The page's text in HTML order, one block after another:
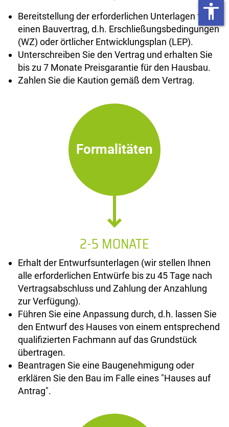
Bereitstellung der erforderlichen Unterlagen für
einen Bauvertrag, d.h. Erschließungsbedingungen
(WZ) oder örtlicher Entwicklungsplan (LEP).
Unterschreiben Sie den Vertrag und erhalten Sie
bis zu 7 Monate Preisgarantie für den Hausbau.
Zahlen Sie die Kaution gemäß dem Vertrag.
Formalitäten
2-5 MONATE
Erhalt der Entwurfsunterlagen (wir stellen Ihnen
alle erforderlichen Entwürfe bis zu 45 Tage nach
Vertragsabschluss und Zahlung der Anzahlung
zur Verfügung).
Führen Sie eine Anpassung durch, d.h. lassen Sie
den Entwurf des Hauses von einem entsprechend
qualifizierten Fachmann auf das Grundstück
übertragen.
Beantragen Sie eine Baugenehmigung oder
erklären Sie den Bau im Falle eines "Hauses auf
Antrag".
accessibility